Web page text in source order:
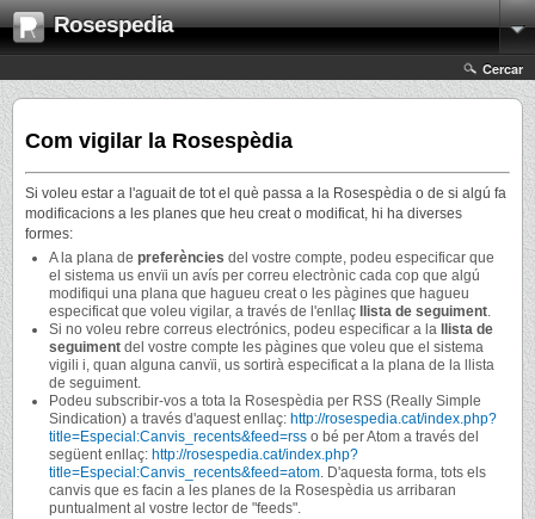
Rosespedia
Cercar
Com vigilar la Rosespèdia
Si voleu estar a l'aguait de tot el què passa a la Rosespèdia o de si algú fa
modificacions a les planes que heu creat o modificat, hi ha diverses
formes:
A la plana de preferències del vostre compte, podeu especificar que
el sistema us envïi un avís per correu electrònic cada cop que algú
modifiqui una plana que hagueu creat o les pàgines que hagueu
especificat que voleu vigilar, a través de l'enllaç
llista de seguiment.
Si no voleu rebre correus electrónics, podeu especificar a la
llista de
seguiment del vostre compte les pàgines que voleu que el sistema
vigili i, quan alguna canvïi, us sortirà especificat a la plana de la llista
de seguiment.
Podeu subscribir-vos a tota la Rosespèdia per RSS (Really Simple
Sindication) a través d'aquest enllaç: http://rosespedia.cat/index.php?
title=Especial:Canvis_recents&feed=rss o bé per Atom a través del
següent enllaç: http://rosespedia.cat/index.php?
title=Especial:Canvis_recents&feed=atom. D'aquesta forma, tots els
canvis que es facin a les planes de la Rosespèdia us arribaran
puntualment al vostre lector de "feeds".